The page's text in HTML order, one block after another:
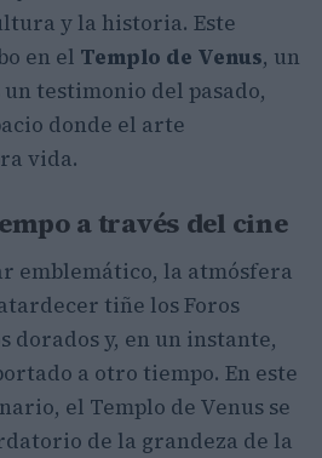
y la historia. Este
en el Templo de Venus, un
testimonio del pasado,
donde el arte
vida.
a través del cine
emblemático, la atmósfera
tiñe los Foros
dorados y, en un instante,
a otro tiempo. En este
el Templo de Venus se
de la grandeza de la